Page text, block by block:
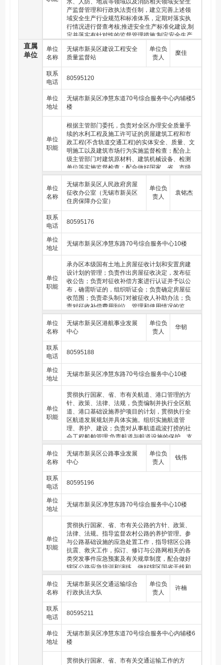
政府公共服务和社会求助服务热线管理工作。
（四十四）编制城市排水行业中长期发展规划，制定城市
排水年度建设计划并组织实施，协调城市燃气年度建设工
作；编制城市排水、瓶装液化气设施维护和大中修工程计
划并组织实施；编制城市排水专项经费计划并负责经费的
使用和管理。
（四十五）负责城市排水、设施的管理与养护工作；组织
实施城市节约用水工作。
（四十六）承担城市排水工程的质量监督管理职责。开展
城市排水工程质量的稽查工作。依法对城市排水工程质
量、产品质量实施监督管理。负责住宅区排水设施建设管
理工作。
（四十七）推进城市排水行业科技进步工作。制定城市排
水行业科技发展规划和计划；负责开展城市排水行业科学
技术研究工作；负责城市排水行业技术工作。
（四十八）按照职责分工做好相关行业、领域的安全生产
监督管理工作。
（四十九）负责指导全区住房和城乡建设、交通运输、水
利、人民防空、地震等行业人才培养、队伍建设和精神文
明建设。
（五十）完成区党工委（区委）、区管委会（区政府）、
军分区、省市人民防空办公室交办的其他任务。
指导雨水利用等非常规水源开发利用工作。编制
农村水利发展规划；指导灌排工程建设与改造；
指导农村饮水安全、农村河道疏浚整治、圩区治
理等工程建设与管理工作；指导全区水土流失综
合防治工作，组织编制水土保持规划并监督实
施；指导生产建设项目水土保持监督管理工作。
负责编制区城市生活污水处理和城市节水行业发
展规划、年度计划并组织实施，指导城市生活污
制城市生活污水处理应急预案并组织实施。
经纪管理和信用体系建设；组织协调房产市场管
理信息系统的建设和管理，组织协调房地产市场
监测分析。承担物业行业管理工作；负责对全区
物业服务企业实施行业监管并建立信用档案；负
责全区住宅专项维修资金、公房售后维修资金的
监督管理；组织开展物业管理相关人员的培训；
指导监督全区前期物业管理招投标；对业主大
会、业主委员会工作进行政策指导和监督；组织
整治计划和标准，指导和推进整治后旧住宅小区
工作；拟订河长制工作计划、目标任务，组织指
导、检查监督全区河长制工作；协调督导河长制
工作重点事项和问题；交办、督办本级河长及上
制有关项目管理。
水、人防、地震等领域以及消防相关领域安全生
产监督管理和行政执法责任制，建立完善上述领
域安全生产行业规范和标准体系，定期对落实执
行情况进行督查考核;推进安全生产标准化建设,制
定并落实有针对性的监督管理措施;制定安全生产
设，完善警示约谈等制度;负责参与涉及的各条线
安全生产规划编制和方案会审;负责安全生产的执
法监督工作;负责协调推进涉及条线安全生产监督
管理工作;负责涉及的各安全生产专业委员会和专
蒸汽管道规划编制和方案会审;实施全区瓶装液化
气行业管理工作;负责瓶装液化气行业的服务质量
监督工作;负责编制和落实瓶装液化气应急预案;联
负责住宅区市政公用基础工程建设管理工作。
直属
单位
单位
名称
无锡市新吴区建设工程安全
质量监督站
单位负
责人
糜佳
联系
电话
80595120
单位
地址
无锡市新吴区净慧东道70号综合服务中心内辅楼5
楼
单位
职能
根据主管部门委托，负责对全区办理安全质量手
续的水利工程及施工许可证的房屋建筑工程和市
政工程(不含轨道交通工程)的实体安全、质量、文
明施工以及建筑市场行为实施监督检查；配合上
级主管部门对建筑原材料、建筑机械设备、检测
单位等实施监督检查；配合做好国家、省、市级
优质建设工程、标准化工地的目标创建和过程监
督检查工作，配合做好相关创优工作；配合上级
主管部门开展全区建筑业企业及人员日常信用考
核及动态管理工作；承担建设工程务工人员工资
问题的协调和处理工作；参与建设工程质量、安
全投诉举报、信访和事故的处理工作；做好辖区
城乡建设局交办的其他任务。
单位
名称
无锡市新吴区人民政府房屋
征收办公室（无锡市新吴区
住房保障办公室）
单位负
责人
袁铭杰
联系
电话
80595176
单位
地址
无锡市新吴区净慧东路70号综合服务中心10楼
单位
职能
承办区本级国有土地上房屋征收计划和安置房建
设计划的管理；负责作出房屋征收决定，发布征
收公告；负责对征收补偿方案进行认证并予以公
布，确需听证的，组织听证会；负责确定房屋征
收范围；负责牵头制订对被征收人补助办法；负
责对征收补偿费用到位、管理和使用情况的监
督；负责对达不成补偿协议或者被征收房屋所有
权人不明确的作出补偿决定；负责依法申请人民
法院强制执行；负责对举报房屋征收和补偿行为
的调查、核实和处理；承办区级房屋征收补偿安
置协议备案及补偿安置协议签订、备案、公布的
上房屋征收评估机构、评估行为以及房屋征收评
估专家委员会鉴定活动的监管；负责辖区内安置
关单位落实完成国有土地上房屋征收与补偿年度
目标考核和奖罚工作；负责对房屋征收部门的房
屋征收补偿档案工作进行监督和指导；负责辖区
内国有土地上房屋征收和补偿各种数据的综合统
计工作；负责区本级房屋征收工作人员的培训、
考核；负责做好对全区申请住房保障家庭的登记
受理、初审上报和管理工作；做好保障性住房的
资金安排等工作。
单位
名称
无锡市新吴区港航事业发展
中心
单位负
责人
华韧
联系
电话
80595188
单位
地址
无锡市新吴区净慧东路70号综合服务中心10楼
单位
职能
贯彻执行国家、省、市有关航道、港口管理的方
针、政策、法律、法规，负责编制并执行全区航
道、港口基础设施养护项目的计划，贯彻执行全
区航道发展规划并具体实施。组织实施航道管
理、养护、建设；负责对从事航道疏浚打捞的社
会工程船舶管理;负责航道与航道设施的保护。支
持保障交通主管部门做好港口法规、政策宣贯及
港口行业的日常行业管理。配合做好港口安全生
产管理等工作。承担维护发掘航道资源，调整配
置航标及标志标牌相关工作，保证辖区航道处于
正常技术状态。配合主管部门对辖区航道基础设
织实施航道基础设施养护项目，承担港口航道基
础设施应急处置。承担“绿色航道”、“智慧航道”建
实施全区范围内的港口航道普查。参与水上运输
的组织协调。完成区住房和城乡建设局（区交通
运输局）交办的其他任务。
单位
名称
无锡市新吴区公路事业发展
中心
单位负
责人
钱伟
联系
电话
80595196
单位
地址
无锡市新吴区净慧东路70号综合服务中心10楼
单位
职能
贯彻执行国家、省、市有关公路的方针、政策、
法律、法规。指导监督农村公路的养护管理。参
与公路基础设施的应急处置工作，指导辖区公路
抗震、救灾工作，拟订、修订与公路网相关的各
类突发事件应急预案及有关规章制度，配合做好
辖区公路应急培训和演练。做好辖区国省干线和
县道的标志标线维护管理工作。承担辖区路网统
一协调、管理和运行调度，承担全区普通国省干
线和县道路网运行的监测、调度、指挥等管理工
作，负责全区普通国省干线和县乡道路运行信息
管理和信息服务，及时向社会发布出行信息、服
颁布的重要国家、 省普通公路工程有关规范、技
术标准组织宣贯，受理社会公众关于全区公路管
理、服务工作的投诉、咨询和信息查询等业务。
承担辖区普通公路战备工作。完成区住房和城乡
建设局（区交通运输局）交办的其他任务。
单位
名称
无锡市新吴区交通运输综合
行政执法大队
单位负
责人
许楠
联系
电话
80595211
单位
地址
无锡市新吴区净慧东道70号综合服务中心内辅楼6
楼
贯彻执行国家、省、市有关交通运输工作的方